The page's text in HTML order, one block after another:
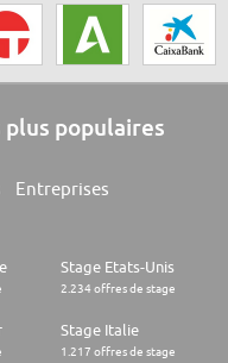
plus populaires
Entreprises
Stage Etats-Unis
2.234 offres de stage
Stage Italie
1.217 offres de stage